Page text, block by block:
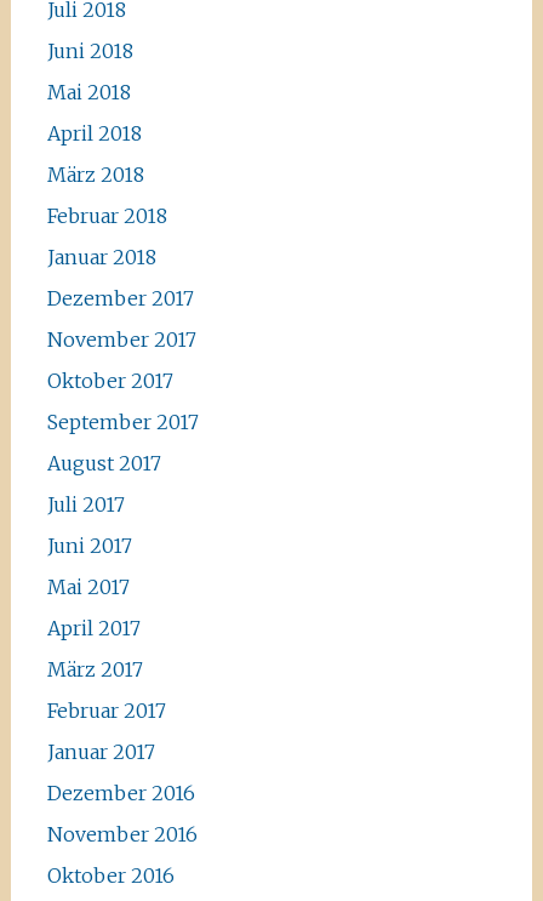
Juli 2018
Juni 2018
Mai 2018
April 2018
März 2018
Februar 2018
Januar 2018
Dezember 2017
November 2017
Oktober 2017
September 2017
August 2017
Juli 2017
Juni 2017
Mai 2017
April 2017
März 2017
Februar 2017
Januar 2017
Dezember 2016
November 2016
Oktober 2016